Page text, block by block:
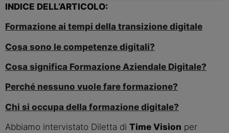
INDICE DELL’ARTICOLO:
Formazione ai tempi della transizione digitale
Cosa sono le competenze digitali?
Cosa significa Formazione Aziendale Digitale?
Perché nessuno vuole fare formazione?
Chi si occupa della formazione digitale?
Abbiamo intervistato Diletta di Time Vision per